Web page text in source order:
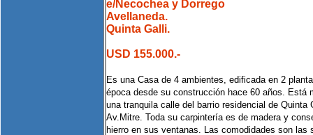
e/Necochea y Dorrego
Avellaneda.
Quinta Galli.
USD 155.000.-
Es una Casa de 4 ambientes, edificada en 2
época desde su construcción hace 60 años. Está
una tranquila calle del barrio residencial de Quinta
Av.Mitre. Toda su carpintería es de madera y
hierro en sus ventanas. Las comodidades son las